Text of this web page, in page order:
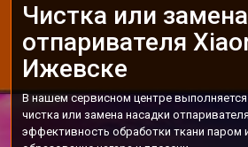
Чистка или
отпаривателя
Ижевске
В нашем сервисном центре
чистка или замена насадки
эффективность обработки ткани